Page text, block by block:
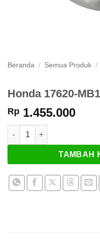
Beranda / Semua Produk /
Honda 17620-
Rp 1.455.000
Kuantitas Honda 17620-
TAMBAH